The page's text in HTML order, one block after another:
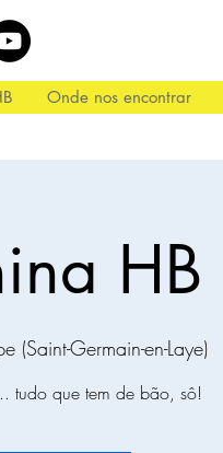
Onde nos encontrar
HB
(Saint-Germain-en-Laye)
tudo que tem de bão, sô!